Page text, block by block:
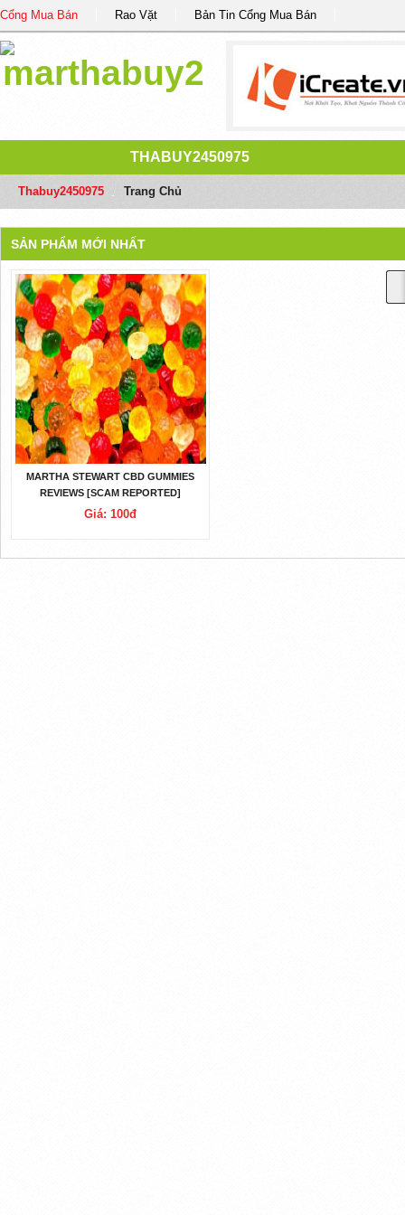
Cổng Mua Bán Rao Vặt Bản Tin Cổng Mua Bán
THABUY2450975
Thabuy2450975 Trang Chủ
SẢN PHẨM MỚI NHẤT
MARTHA STEWART CBD GUMMIES
REVIEWS [SCAM REPORTED]
SHOCKING PRICE UPDATED?
Giá: 100đ